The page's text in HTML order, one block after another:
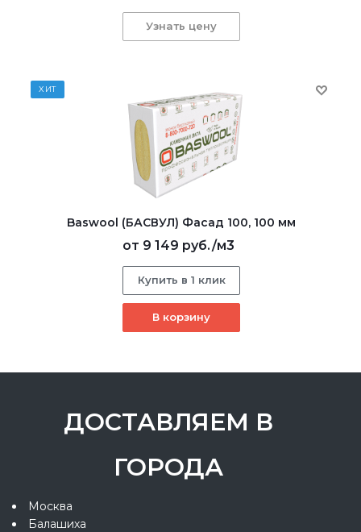
Узнать цену
ХИТ
Baswool (БАСВУЛ) Фасад 100, 100 мм
от 9 149 руб./м3
Купить в 1 клик
В корзину
ДОСТАВЛЯЕМ В
ГОРОДА
Москва
Балашиха